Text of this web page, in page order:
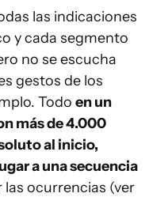
las indicaciones
y cada segmento
no se escucha
gestos de los
Todo en un
más de 4.000
al inicio,
a una secuencia
las ocurrencias (ver